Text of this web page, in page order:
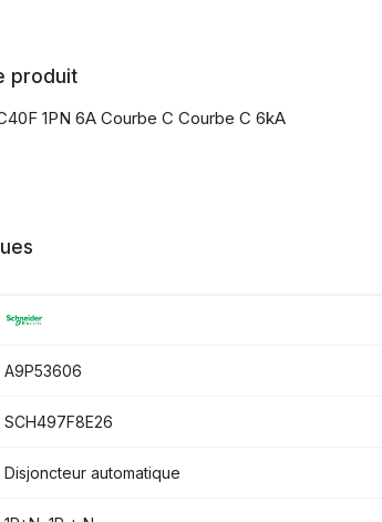
produit
1PN 6A Courbe C Courbe C 6kA
A9P53606
SCH497F8E26
Disjoncteur automatique